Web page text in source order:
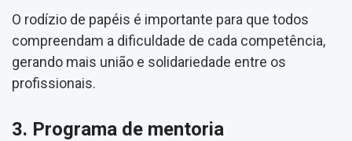
O rodízio de papéis é importante para que todos
compreendam a dificuldade de cada competência,
gerando mais união e solidariedade entre os
profissionais.
3. Programa de mentoria